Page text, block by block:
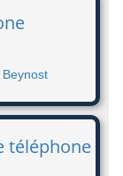
téléphone